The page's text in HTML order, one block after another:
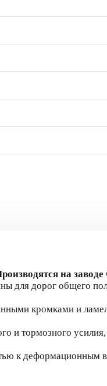
на
для дорог общего
кромками и
и тормозного
к деформационным